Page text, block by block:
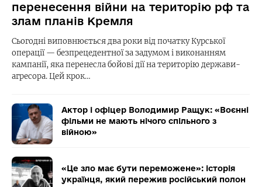
перенесення війни на територію рф та
злам планів Кремля
Сьогодні виповнюється два роки від початку Курської
операції — безпрецедентної за задумом і виконанням
кампанії, яка перенесла бойові дії на територію держави-
агресора. Цей крок…
Актор і офіцер Володимир Ращук: «Воєнні
фільми не мають нічого спільного з
війною»
«Це зло має бути переможене»: історія
українця, який пережив російський полон